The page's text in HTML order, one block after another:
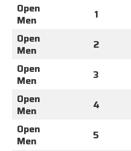
Open
Men
1
Open
Men
2
Open
Men
3
Open
Men
4
Open
Men
5